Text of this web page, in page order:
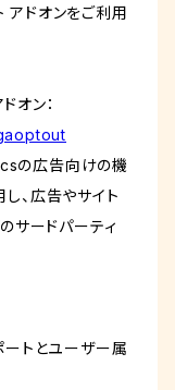
アドオンをご利用
オン：
の広告向けの機
、広告やサイト
ードパーティ
トとユーザー属